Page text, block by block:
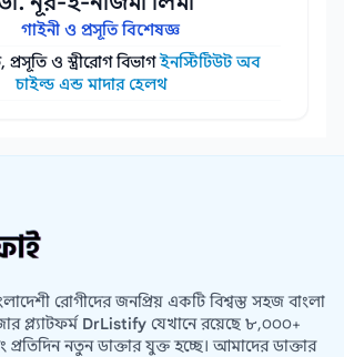
গাইনী ও প্রসূতি বিশেষজ্ঞ
ও স্ত্রীরোগ বিভাগইনস্টিটিউট অব
চাইল্ড এন্ড মাদার হেলথ
রোগীদের জনপ্রিয় একটি বিশ্বস্ত সহজ বাংলা
প্ল্যাটফর্ম DrListify যেখানে রয়েছে ৮,০০০+
প্রতিদিন নতুন ডাক্তার যুক্ত হচ্ছে। আমাদের ডাক্তার